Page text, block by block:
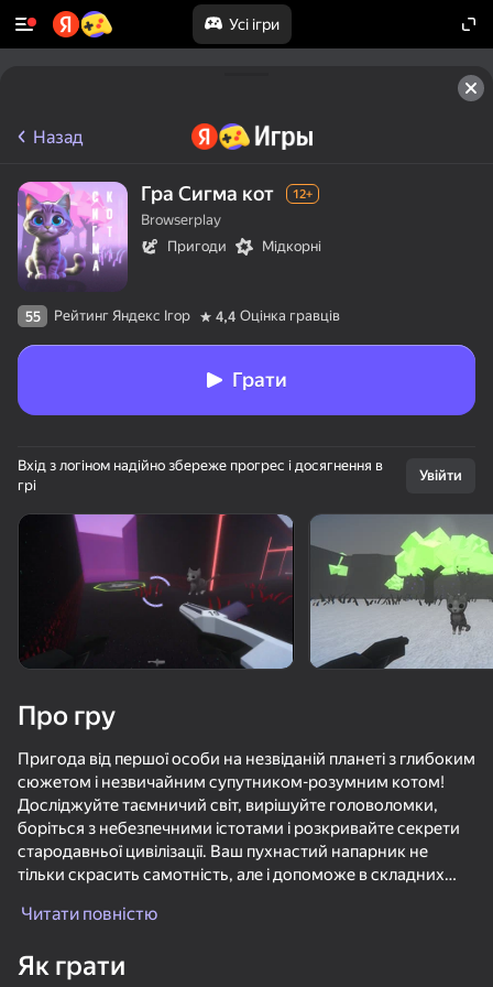
Усі ігри
Поверніть пристрій
Гра працює тільки в горизонтальній
орієнтації
Мертвый лес. Хоррор мультиплеер
Назад
Гра Сигма кот 12+
Browserplay
Пригоди
Мідкорні
55 Рейтинг Яндекс Ігор 4,4 Оцінка гравців
Грати
Вхід з логіном надійно збереже прогрес і досягнення в
грі
Увійти
Про гру
Пригода від першої особи на незвіданій планеті з глибоким
сюжетом і незвичайним супутником-розумним котом!
Досліджуйте таємничий світ, вирішуйте головоломки,
боріться з небезпечними істотами і розкривайте секрети
стародавньої цивілізації. Ваш пухнастий напарник не
тільки скрасить самотність, але і допоможе в складних
елементами містики
Читати повністю
Як грати